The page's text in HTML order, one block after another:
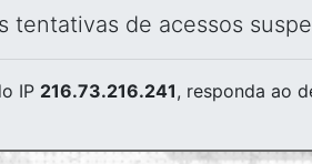
tentativas de acessos
IP 216.73.216.241, responda ao